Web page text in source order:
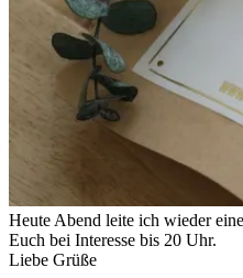
Heute Abend leite ich wieder
Euch bei Interesse bis 20 Uhr.
Liebe Grüße